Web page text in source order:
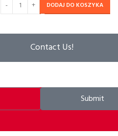
DODAJ DO KOSZYKA
Contact Us!
Submit